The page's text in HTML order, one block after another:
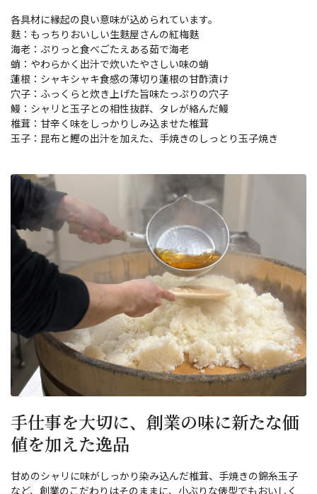
各具材に縁起の良い意味が込められています。
麩：もっちりおいしい生麩屋さんの紅梅麩
海老：ぷりっと食べごたえある茹で海老
蛸：やわらかく出汁で炊いたやさしい味の蛸
蓮根：シャキシャキ食感の薄切り蓮根の甘酢漬け
穴子：ふっくらと炊き上げた旨味たっぷりの穴子
鰻：シャリと玉子との相性抜群、タレが絡んだ鰻
椎茸：甘辛く味をしっかりしみ込ませた椎茸
玉子：昆布と鰹の出汁を加えた、手焼きのしっとり玉子焼き
手仕事を大切に、創業の味に新たな価
値を加えた逸品
甘めのシャリに味がしっかり染み込んだ椎茸、手焼きの錦糸玉子
など、創業のこだわりはそのままに、小ぶりな俵型でもおいしく